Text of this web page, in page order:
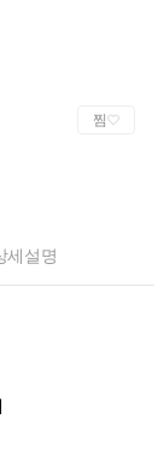
찜
세설명